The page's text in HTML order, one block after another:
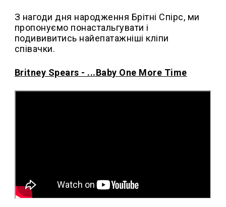
З нагоди дня народження Брітні Спірс, ми
пропонуємо понастальгувати і
подививитись найепатажніші кліпи
співачки.
Britney Spears - ...Baby One More Time